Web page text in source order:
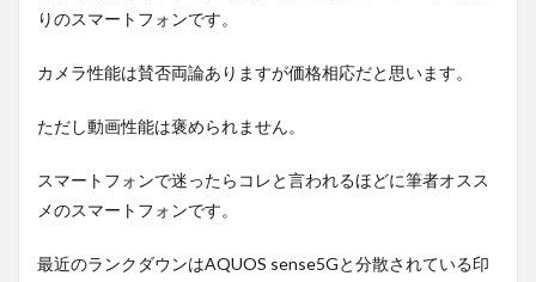
りのスマートフォンです。
カメラ性能は賛否両論ありますが価格相応だと思います。
ただし動画性能は褒められません。
スマートフォンで迷ったらコレと言われるほどに筆者オスス
メのスマートフォンです。
最近のランクダウンはAQUOS sense5Gと分散されている印